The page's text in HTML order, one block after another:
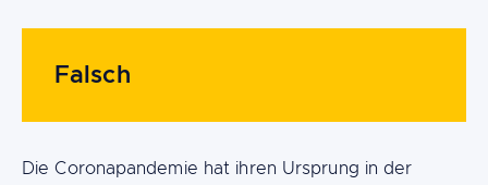
Falsch
Die Coronapandemie hat ihren Ursprung in der